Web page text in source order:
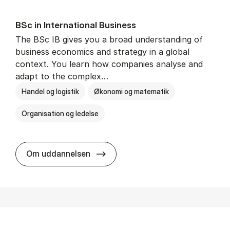
BSc in In­ter­na­tion­al Busi­ness
The BSc IB gives you a broad understanding of
business economics and strategy in a global
context. You learn how companies analyse and
adapt to the complex…
Handel og logistik Økonomi og matematik
Organisation og ledelse
Om uddannelsen BSc in In­ter­na­tion­al Busi­ness